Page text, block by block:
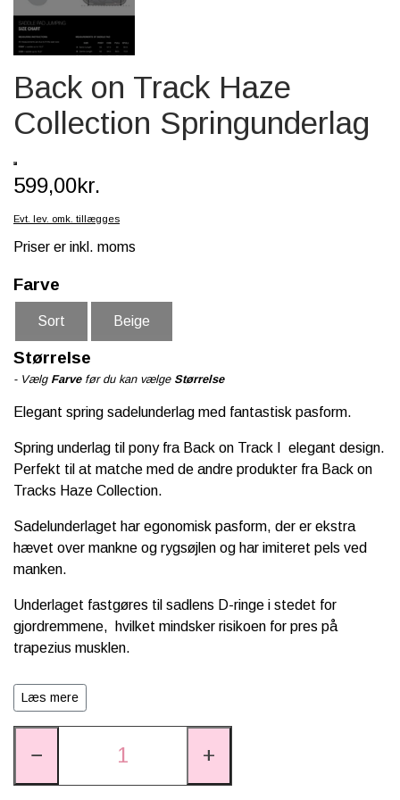
SCHLEICH® HEST & TILBEHØR
SKOLE, KREA & TILBEHØR
TASKER & PUNGE
SJOVE HESTE TING
Back on Track Haze
Collection Springunderlag
599,00kr.
Evt. lev. omk. tillægges
Priser er inkl. moms
Farve
Sort Beige
Størrelse
- Vælg Farvefør du kan vælge Størrelse
Elegant spring sadelunderlag med fantastisk pasform.
Spring underlag til pony fra Back on Track I elegant design.
Perfekt til at matche med de andre produkter fra Back on
Tracks Haze Collection.
Sadelunderlaget har egonomisk pasform, der er ekstra
hævet over mankne og rygsøjlen og har imiteret pels ved
manken.
Underlaget fastgøres til sadlens D-ringe i stedet for
gjordremmene, hvilket mindsker risikoen for pres på
trapezius musklen.
Det er lavet i åndbart materiale med temperatur- og
fugtregulerende egenskaber.
Læs mere
− +